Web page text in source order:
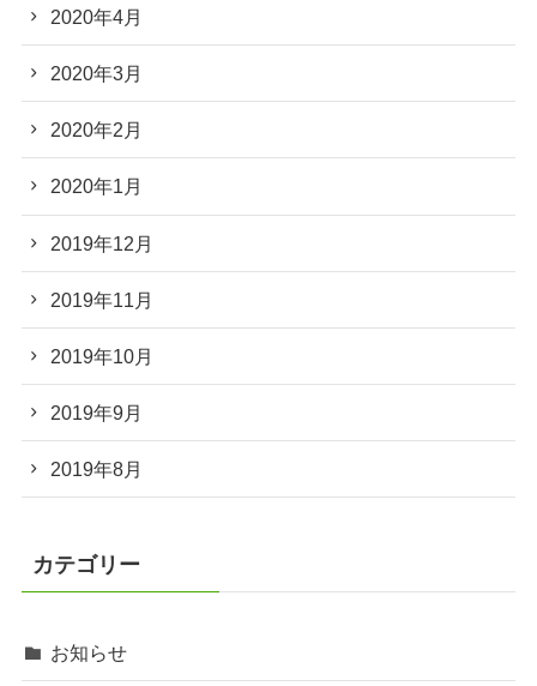
2020年4月
2020年3月
2020年2月
2020年1月
2019年12月
2019年11月
2019年10月
2019年9月
2019年8月
カテゴリー
お知らせ